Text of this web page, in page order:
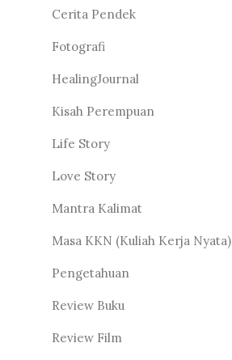
Cerita Pendek
Fotografi
HealingJournal
Kisah Perempuan
Life Story
Love Story
Mantra Kalimat
Masa KKN (Kuliah Kerja Nyata)
Pengetahuan
Review Buku
Review Film